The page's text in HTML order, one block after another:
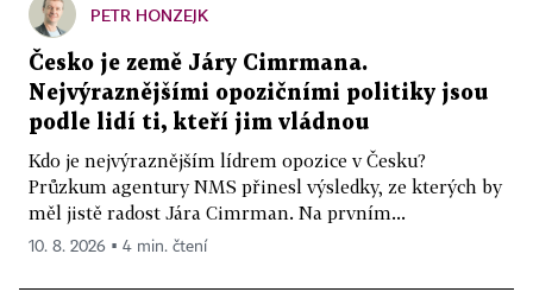
PETR HONZEJK
Česko je země Járy Cimrmana.
Nejvýraznějšími opozičními politiky jsou
podle lidí ti, kteří jim vládnou
Kdo je nejvýraznějším lídrem opozice v Česku?
Průzkum agentury NMS přinesl výsledky, ze kterých by
měl jistě radost Jára Cimrman. Na prvním...
10. 8. 2026 ▪ 4 min. čtení